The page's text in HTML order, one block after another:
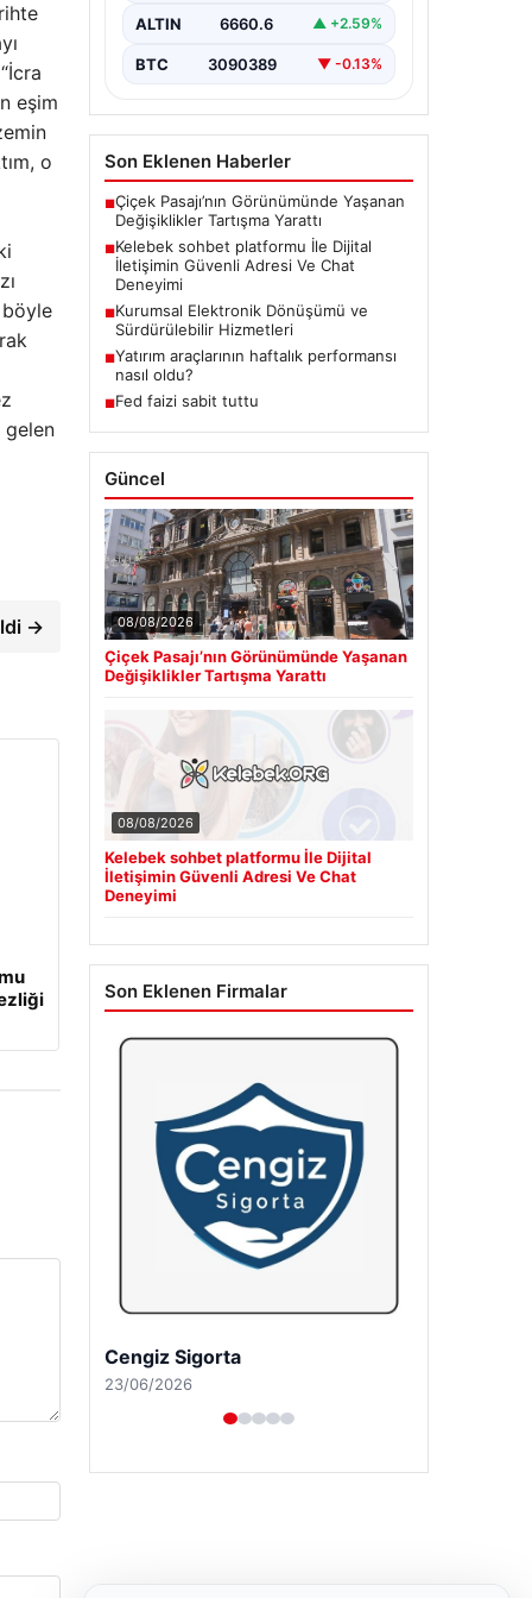
eşim
o
böyle
gelen
→
Günümüzde birçok…
ALTIN 6660.6 ▲ +2.59%
BTC 3090389 ▼ -0.13%
Son Eklenen Haberler
■Çiçek Pasajı’nın Görünümünde Yaşanan
Değişiklikler Tartışma Yarattı
■Kelebek sohbet platformu İle Dijital
İletişimin Güvenli Adresi Ve Chat
Deneyimi
■Kurumsal Elektronik Dönüşümü ve
Sürdürülebilir Hizmetleri
■Yatırım araçlarının haftalık performansı
nasıl oldu?
■Fed faizi sabit tuttu
Güncel
08/08/2026
Çiçek Pasajı’nın Görünümünde Yaşanan
Değişiklikler Tartışma Yarattı
08/08/2026
Kelebek sohbet platformu İle Dijital
İletişimin Güvenli Adresi Ve Chat
Deneyimi
Son Eklenen Firmalar
Cengiz Sigorta
23/06/2026